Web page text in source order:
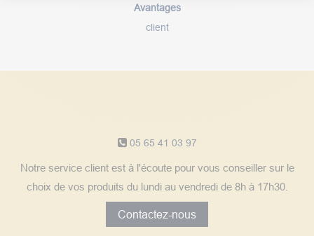
Avantages
client
05 65 41 03 97
Notre service client est à l'écoute pour vous conseiller sur le
choix de vos produits du lundi au vendredi de 8h à 17h30.
Contactez-nous